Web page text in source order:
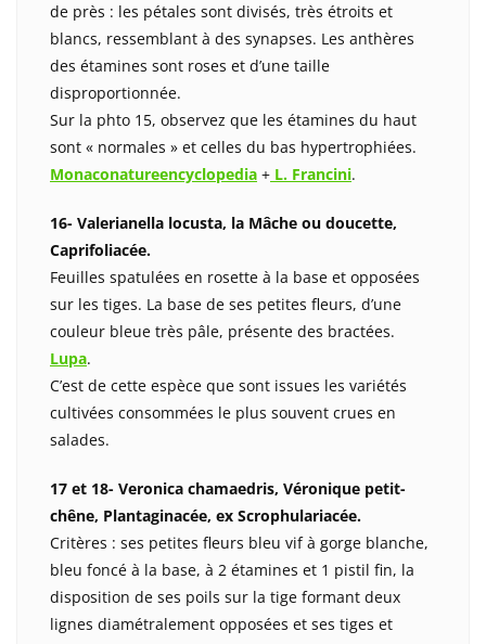
de près : les pétales sont divisés, très étroits et
blancs, ressemblant à des synapses. Les anthères
des étamines sont roses et d’une taille
disproportionnée.
Sur la phto 15, observez que les étamines du haut
sont « normales » et celles du bas hypertrophiées.
Monaconatureencyclopedia + L. Francini.
16- Valerianella locusta, la Mâche ou doucette,
Caprifoliacée.
Feuilles spatulées en rosette à la base et opposées
sur les tiges. La base de ses petites fleurs, d’une
couleur bleue très pâle, présente des bractées.
Lupa.
C’est de cette espèce que sont issues les variétés
cultivées consommées le plus souvent crues en
salades.
17 et 18- Veronica chamaedris, Véronique petit-
chêne, Plantaginacée, ex Scrophulariacée.
Critères : ses petites fleurs bleu vif à gorge blanche,
bleu foncé à la base, à 2 étamines et 1 pistil fin, la
disposition de ses poils sur la tige formant deux
lignes diamétralement opposées et ses tiges et